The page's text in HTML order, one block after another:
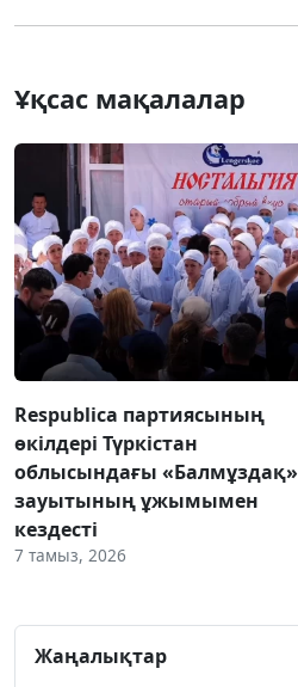
Ұқсас мақалалар
Respublica партиясының
өкілдері Түркістан
облысындағы «Балмұздақ»
зауытының ұжымымен
кездесті
7 тамыз, 2026
Жаңалықтар